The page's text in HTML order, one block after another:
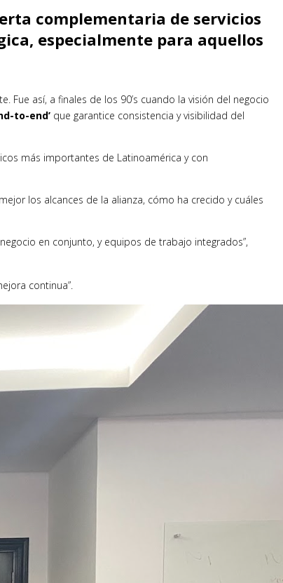
complementaria de servicios
especialmente para aquellos
Fue así, a finales de los 90’s cuando la visión del negocio
to-end’ que garantice consistencia y visibilidad del
más importantes de Latinoamérica y con
los alcances de la alianza, cómo ha crecido y cuáles
en conjunto, y equipos de trabajo integrados”,
continua”.